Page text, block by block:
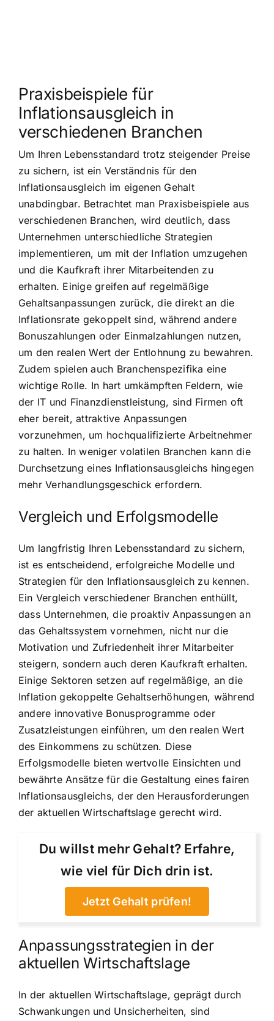
Praxisbeispiele für
Inflationsausgleich in
verschiedenen Branchen
Um Ihren Lebensstandard trotz steigender Preise
zu sichern, ist ein Verständnis für den
Inflationsausgleich im eigenen Gehalt
unabdingbar. Betrachtet man Praxisbeispiele aus
verschiedenen Branchen, wird deutlich, dass
Unternehmen unterschiedliche Strategien
implementieren, um mit der Inflation umzugehen
und die Kaufkraft ihrer Mitarbeitenden zu
erhalten. Einige greifen auf regelmäßige
Gehaltsanpassungen zurück, die direkt an die
Inflationsrate gekoppelt sind, während andere
Bonuszahlungen oder Einmalzahlungen nutzen,
um den realen Wert der Entlohnung zu bewahren.
Zudem spielen auch Branchenspezifika eine
wichtige Rolle. In hart umkämpften Feldern, wie
der IT und Finanzdienstleistung, sind Firmen oft
eher bereit, attraktive Anpassungen
vorzunehmen, um hochqualifizierte Arbeitnehmer
zu halten. In weniger volatilen Branchen kann die
Durchsetzung eines Inflationsausgleichs hingegen
mehr Verhandlungsgeschick erfordern.
Vergleich und Erfolgsmodelle
Um langfristig Ihren Lebensstandard zu sichern,
ist es entscheidend, erfolgreiche Modelle und
Strategien für den Inflationsausgleich zu kennen.
Ein Vergleich verschiedener Branchen enthüllt,
dass Unternehmen, die proaktiv Anpassungen an
das Gehaltssystem vornehmen, nicht nur die
Motivation und Zufriedenheit ihrer Mitarbeiter
steigern, sondern auch deren Kaufkraft erhalten.
Einige Sektoren setzen auf regelmäßige, an die
Inflation gekoppelte Gehaltserhöhungen, während
andere innovative Bonusprogramme oder
Zusatzleistungen einführen, um den realen Wert
des Einkommens zu schützen. Diese
Erfolgsmodelle bieten wertvolle Einsichten und
bewährte Ansätze für die Gestaltung eines fairen
Inflationsausgleichs, der den Herausforderungen
der aktuellen Wirtschaftslage gerecht wird.
Du willst mehr Gehalt? Erfahre,
wie viel für Dich drin ist.
Jetzt Gehalt prüfen!
Anpassungsstrategien in der
aktuellen Wirtschaftslage
In der aktuellen Wirtschaftslage, geprägt durch
Schwankungen und Unsicherheiten, sind